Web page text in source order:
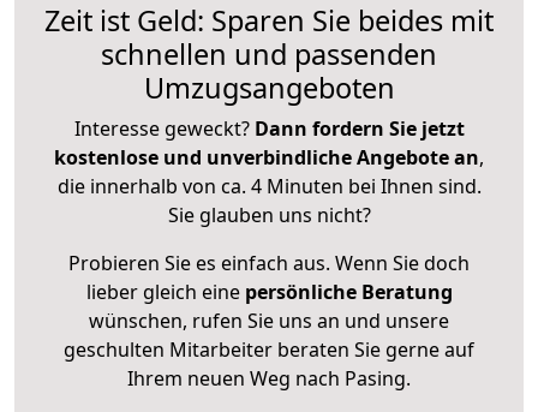
Zeit ist Geld: Sparen Sie beides mit
schnellen und passenden
Umzugsangeboten
Interesse geweckt? Dann fordern Sie jetzt
kostenlose und unverbindliche Angebote an,
die innerhalb von ca. 4 Minuten bei Ihnen sind.
Sie glauben uns nicht?
Probieren Sie es einfach aus. Wenn Sie doch
lieber gleich eine persönliche Beratung
wünschen, rufen Sie uns an und unsere
geschulten Mitarbeiter beraten Sie gerne auf
Ihrem neuen Weg nach Pasing.